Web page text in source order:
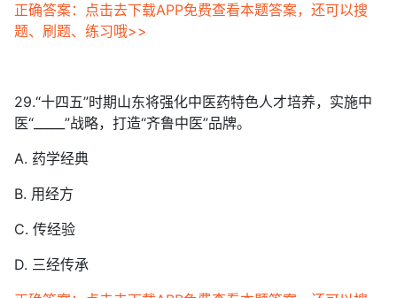
正确答案：点击去下载APP免费查看本题答案，还可以搜
题、刷题、练习哦>>
29.“十四五”时期山东将强化中医药特色人才培养，实施中
医“_____”战略，打造“齐鲁中医”品牌。
A. 药学经典
B. 用经方
C. 传经验
D. 三经传承